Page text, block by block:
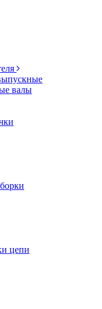
валы
цепи